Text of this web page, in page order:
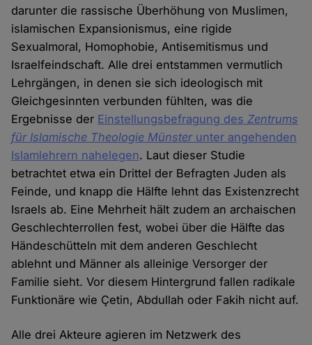
darunter die rassische Überhöhung von Muslimen,
islamischen Expansionismus, eine rigide
Sexualmoral, Homophobie, Antisemitismus und
Israelfeindschaft. Alle drei entstammen vermutlich
Lehrgängen, in denen sie sich ideologisch mit
Gleichgesinnten verbunden fühlten, was die
Ergebnisse der Einstellungsbefragung desZentrums
für Islamische Theologie Münsterunter angehenden
Islamlehrern nahelegen. Laut dieser Studie
betrachtet etwa ein Drittel der Befragten Juden als
Feinde, und knapp die Hälfte lehnt das Existenzrecht
Israels ab. Eine Mehrheit hält zudem an archaischen
Geschlechterrollen fest, wobei über die Hälfte das
Händeschütteln mit dem anderen Geschlecht
ablehnt und Männer als alleinige Versorger der
Familie sieht. Vor diesem Hintergrund fallen radikale
Funktionäre wie Çetin, Abdullah oder Fakih nicht auf.
Alle drei Akteure agieren im Netzwerk des